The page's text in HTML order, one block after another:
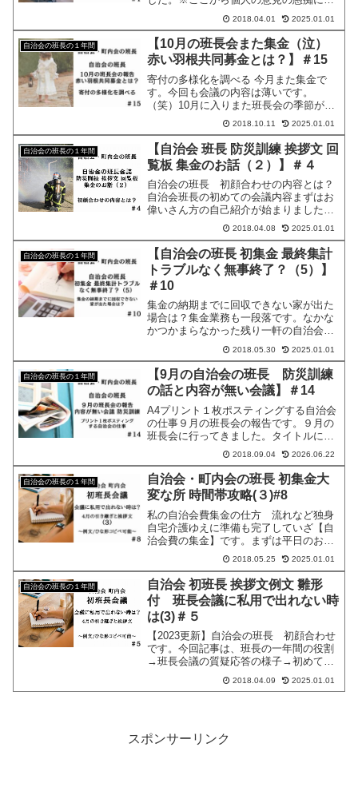
りますので、嫌な人はブラウザーバック
をしてください。【ゴミを捨てる】以上
回ってくる、この仕事・・・確かにゴミ
置き場を利用させてもらっている以上、
やらないといけない事なのですが…なか
なかこの自治会制度もどうですかね・
2018.04.01 2025.01.01
自治会の班長の１年間
【10月の班長会また集金（泣）
赤い羽根共同募金とは？】＃15
寄付の多様化を調べる 今月また集金で
す。今回も会議の内容は薄いです。
（笑）10月に入りまた班長会の季節がや
ってまいりました。さて今回の班長会の
内容はと言いますと・・・集まってすぐ
この1か月の区長達の活動報告を聞いて
集金の話になりました。今回は赤い羽根
募金です。これも、もう回覧で募金内容
を回して寄付したい人は最寄の区長宅
2018.10.11 2025.01.01
自治会の班長の１年間
【自治会 班長 防災訓練 挨拶文 回
覧板 集金のお話（２）】＃４
自治会の班長 初顔合わせの内容とは？
自治会班長の初めての会議内容まずはお
偉いさん方の自己紹介が始まりました。
相変わらず昔ながらの固い感じの挨拶が
続きます・・・こういう雰囲気苦手で
す。堅苦しいので息が詰まります。そし
て、本題の班長の仕事の話に移りまし
た。おお！どうやら私の危惧していた、
個別の挨拶が無さそうです。流石に１０
2018.04.08 2025.01.01
自治会の班長の１年間
【自治会の班長 初集金 最終集計
トラブルなく無事終了？（5）】
＃10
集金の納期までに回収できない家が出た
場合は？集金業務も一段落です。なかな
かつかまらなかった残り一軒の自治会費
＆赤十字の集金もやっと回収でき、その
日に合計金額の計算です。毎回その日そ
の日に集金が終わった日は家に帰って
【回収した件数】と【合計金額】を出
し、間違いが無いか確認をしています。
最終の合計金額も楽に計算でき間違えも
2018.05.30 2025.01.01
自治会の班長の１年間
【9月の自治会の班長 防災訓練
の話と内容が無い会議】＃14
A4プリント１枚ポスティングする自治会
の仕事９月の班長会の報告です。９月の
班長会に行ってきました。タイトルにも
書きましたが・・・そうです！内容は無
いよ～です。何を話したかというと、先
月の夏祭りの報告と防災の話と配布物の
話のみでした。これだけで30分で終了で
す。これもまた、要約すれば5分で終わ
るような話でした。もう班長会
2018.09.04 2026.06.22
自治会の班長の１年間
自治会・町内会の班長 初集金大
変な所 時間帯攻略(３)#8
私の自治会費集金の仕方 流れなど独身
自宅介護ゆえに準備も完了していざ【自
治会費の集金】です。まずは平日のお昼
に自宅から遠いお宅から始めました。
（練習も兼ねてあまり関わりのない人か
ら始めてみます。）平日の理由は外出歩
いてもひと気は少なくあまり目立たない
からというこで（笑）あまり近所を真昼
間から出歩きたくないですからね。い
2018.05.25 2025.01.01
自治会の班長の１年間
自治会 初班長 挨拶文例文 雛形
付 班長会議に私用で出れない時
は(3)＃５
【2023更新】自治会の班長 初顔合わせ
です。今回記事は、班長の一年間の役割
→班長会議の質疑応答の様子→初めての
班長会議の感想→あいさつ文の例文（コ
ピペ可）の流れになっています。その中
しております。班長の役割とは
2018.04.09 2025.01.01
スポンサーリンク